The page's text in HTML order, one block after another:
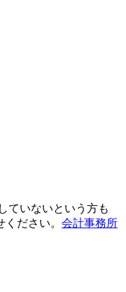
ていないという方も
ださい。 会計事務所